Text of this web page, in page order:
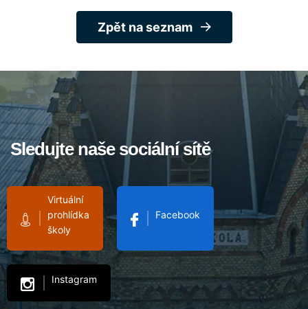
Zpět na seznam
Sledujte naše sociální sítě
Virtuální
prohlídka
školy
Facebook
Instagram